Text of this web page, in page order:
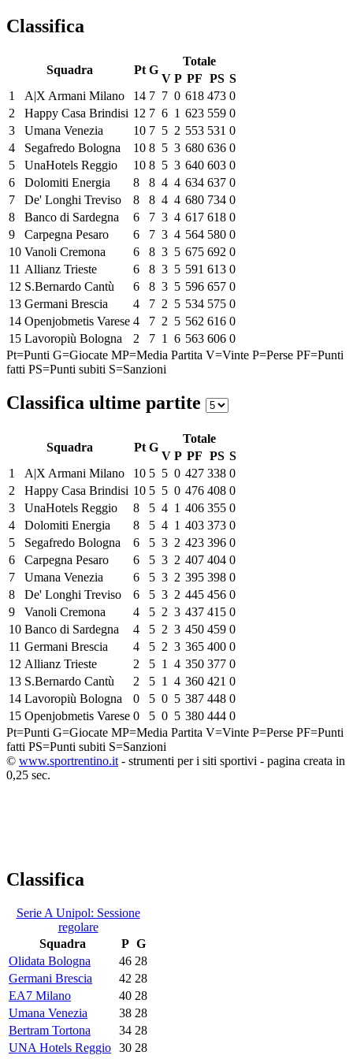
Classifica
Squadra Pt G
Totale
V P PF PS S
1
A|X Armani Milano 14 7 7 0 618 473 0
2
Happy Casa Brindisi 12 7 6 1 623 559 0
3
Umana Venezia 10 7 5 2 553 531 0
4
Segafredo Bologna 10 8 5 3 680 636 0
5
UnaHotels Reggio 10 8 5 3 640 603 0
6
Dolomiti Energia 8 8 4 4 634 637 0
7
De' Longhi Treviso 8 8 4 4 680 734 0
8
Banco di Sardegna 6 7 3 4 617 618 0
9
Carpegna Pesaro 6 7 3 4 564 580 0
10 Vanoli Cremona 6 8 3 5 675 692 0
11 Allianz Trieste 6 8 3 5 591 613 0
12 S.Bernardo Cantù 6 8 3 5 596 657 0
13 Germani Brescia 4 7 2 5 534 575 0
14 Openjobmetis Varese 4 7 2 5 562 616 0
15 Lavoropiù Bologna 2 7 1 6 563 606 0
Pt=Punti G=Giocate MP=Media Partita V=Vinte P=Perse PF=Punti
fatti PS=Punti subiti S=Sanzioni
Classifica ultime partite
Squadra Pt G
Totale
V P PF PS S
1
A|X Armani Milano 10 5 5 0 427 338 0
2
Happy Casa Brindisi 10 5 5 0 476 408 0
3
UnaHotels Reggio 8 5 4 1 406 355 0
4
Dolomiti Energia 8 5 4 1 403 373 0
5
Segafredo Bologna 6 5 3 2 423 396 0
6
Carpegna Pesaro 6 5 3 2 407 404 0
7
Umana Venezia 6 5 3 2 395 398 0
8
De' Longhi Treviso 6 5 3 2 445 456 0
9
Vanoli Cremona 4 5 2 3 437 415 0
10 Banco di Sardegna 4 5 2 3 450 459 0
11 Germani Brescia 4 5 2 3 365 400 0
12 Allianz Trieste 2 5 1 4 350 377 0
13 S.Bernardo Cantù 2 5 1 4 360 421 0
14 Lavoropiù Bologna 0 5 0 5 387 448 0
15 Openjobmetis Varese 0 5 0 5 380 444 0
Pt=Punti G=Giocate MP=Media Partita V=Vinte P=Perse PF=Punti
fatti PS=Punti subiti S=Sanzioni
© www.sportrentino.it - strumenti per i siti sportivi - pagina creata in
0,25 sec.
Classifica
Serie A Unipol: Sessione
regolare
Squadra
P G
Olidata Bologna
46 28
Germani Brescia
42 28
EA7 Milano
40 28
Umana Venezia
38 28
Bertram Tortona
34 28
UNA Hotels Reggio 30 28